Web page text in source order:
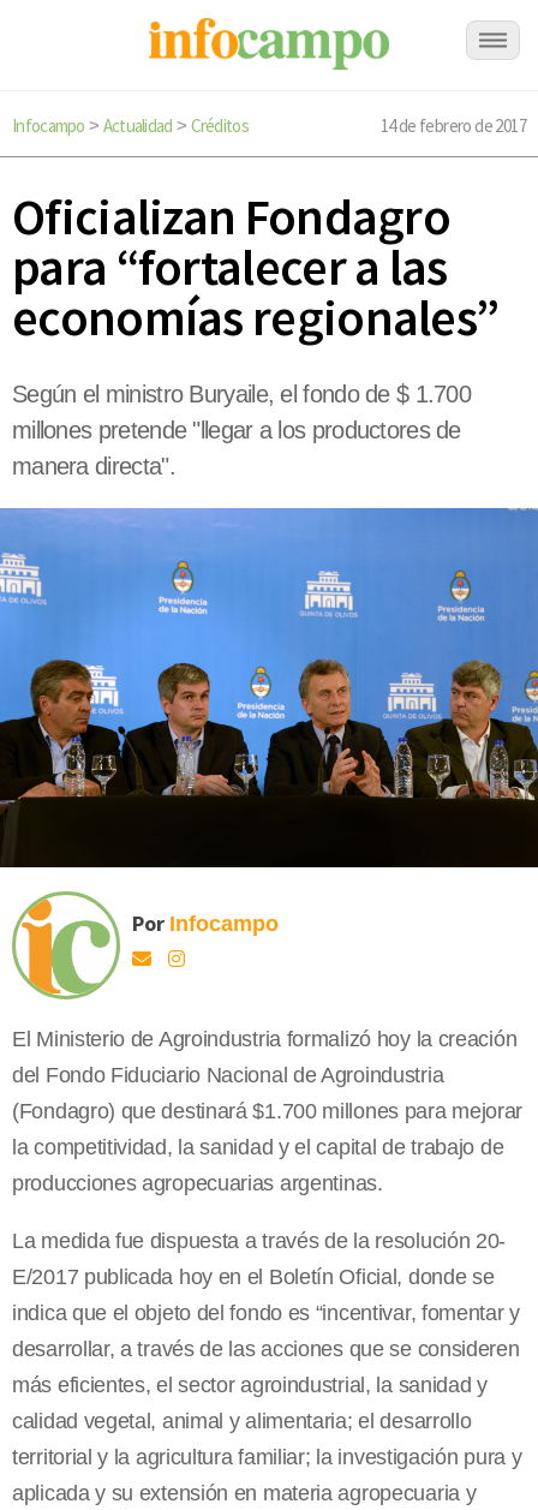
Infocampo > Actualidad > Créditos 14 de febrero de 2017
Oficializan Fondagro
para “fortalecer a las
economías regionales”
Según el ministro Buryaile, el fondo de $ 1.700
millones pretende "llegar a los productores de
manera directa".
Por Infocampo
El Ministerio de Agroindustria formalizó hoy la creación
del Fondo Fiduciario Nacional de Agroindustria
(Fondagro) que destinará $1.700 millones para mejorar
la competitividad, la sanidad y el capital de trabajo de
producciones agropecuarias argentinas.
La medida fue dispuesta a través de la resolución 20-
E/2017 publicada hoy en el Boletín Oficial, donde se
indica que el objeto del fondo es “incentivar, fomentar y
desarrollar, a través de las acciones que se consideren
más eficientes, el sector agroindustrial, la sanidad y
calidad vegetal, animal y alimentaria; el desarrollo
territorial y la agricultura familiar; la investigación pura y
aplicada y su extensión en materia agropecuaria y